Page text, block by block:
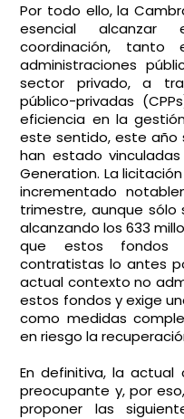
Por todo ello, la
esencial
coordinación,
administraciones
sector privado, a
público-privadas
eficiencia en la
este sentido, este año
han estado
Generation. La
incrementado
trimestre, aunque sólo
alcanzando los 633
que estos fondos
contratistas lo antes
actual contexto no
estos fondos y exige
como medidas
en riesgo la
En definitiva, la
preocupante y, por
proponer las